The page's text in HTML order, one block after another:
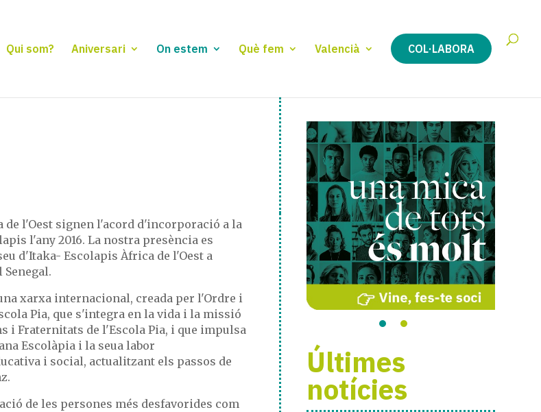
Qui som? Aniversari On estem Què fem Valencià COL·LABORA
de l'Oest signen l'acord d'incorporació a la
l'any 2016. La nostra presència es
d'Itaka- Escolapis Àfrica de l'Oest a
xarxa internacional, creada per l'Ordre i
Pia, que s'integra en la vida i la missió
i Fraternitats de l'Escola Pia, i que impulsa
Escolàpia i la seua labor
i social, actualitzant els passos de
de les persones més desfavorides com
Últimes
notícies